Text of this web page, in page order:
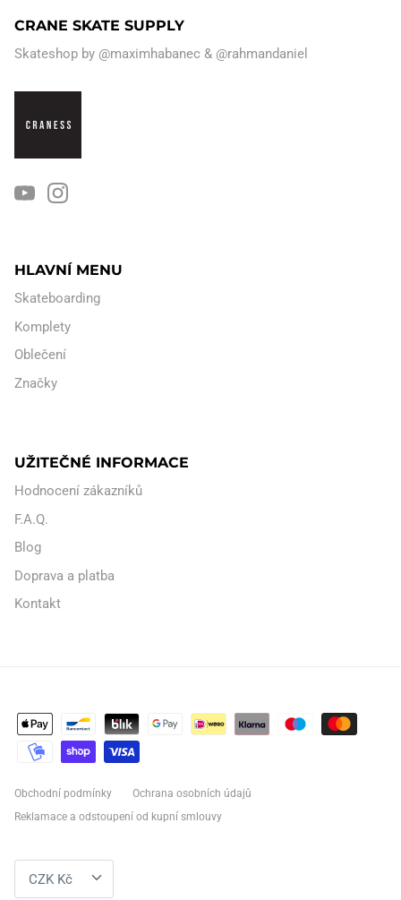
CRANE SKATE SUPPLY
Skateshop by @maximhabanec & @rahmandaniel
HLAVNÍ MENU
Skateboarding
Komplety
Oblečení
Značky
UŽITEČNÉ INFORMACE
Hodnocení zákazníků
F.A.Q.
Blog
Doprava a platba
Kontakt
Obchodní podmínky
Ochrana osobních údajů
Reklamace a odstoupení od kupní smlouvy
MĚNA
CZK Kč